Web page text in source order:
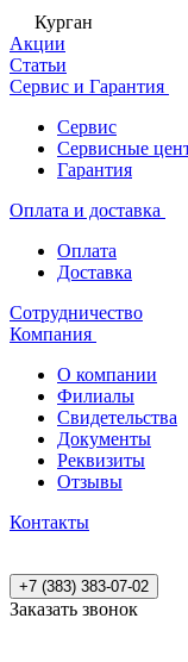
Курган
Акции
Статьи
Сервис и Гарантия
Сервис
Сервисные
Гарантия
Оплата и доставка
Оплата
Доставка
Сотрудничество
Компания
О компании
Филиалы
Свидетельства
Документы
Реквизиты
Отзывы
Контакты
+7 (383) 383-07-02
Заказать звонок